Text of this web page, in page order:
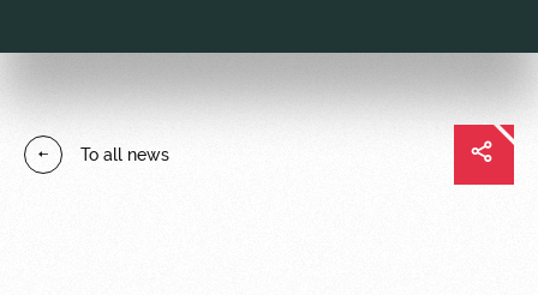
Players
ticket
VIP Boxes
ВИП-ЗОНЫ
Sponsors
To all news